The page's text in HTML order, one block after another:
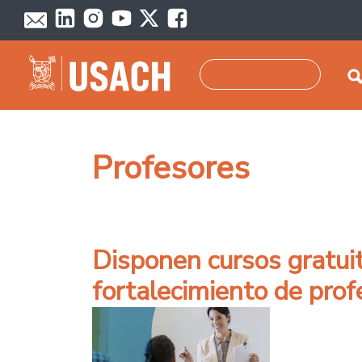
Pasar al contenido principal
Profesores
Disponen cursos
fortalecimiento de